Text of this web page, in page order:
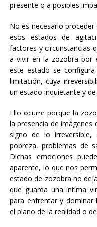
presente o a posibles
No es necesario
esos estados de
factores y circunstancias
a vivir en la zozobra por
este estado se
limitación, cuya
un estado inquietante y
Ello ocurre porque la
la presencia de imágenes
signo de lo
pobreza, problemas de
Dichas emociones
aparente, lo que nos
estado de zozobra no
que guarda una íntima
para enfrentar y dominar
el plano de la realidad o